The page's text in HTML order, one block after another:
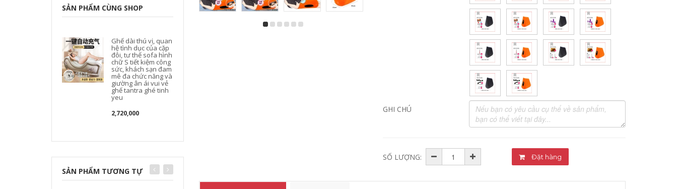
SẢN PHẨM CÙNG SHOP
Ghế dài thú vị, quan
hệ tình dục của cặp
đôi, tư thế sofa hình
chữ S tiết kiệm công
sức, khách sạn đam
mê đa chức năng và
giường ân ái vui vẻ
ghế tantra ghé tinh
yeu
2,720,000
SẢN PHẨM TƯƠNG TỰ
GHI CHÚ
SỐ LƯỢNG: Đặt hàng